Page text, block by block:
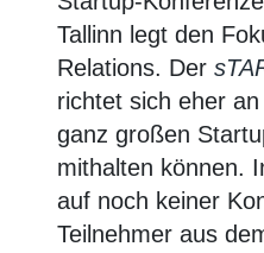
Tallinn legt den
Relations. Der
richtet sich eher
ganz großen
mithalten können.
auf noch keiner
Teilnehmer aus